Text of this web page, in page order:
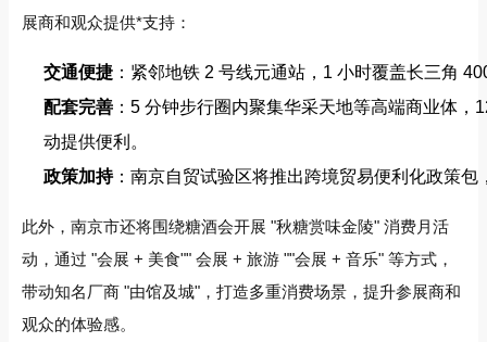
展商和观众提供*支持：
交通便捷 ：紧邻地铁 2 号线元通站，1 小时覆盖长三角
配套完善 ：5 分钟步行圈内聚集华采天地等高端商业体
动提供便利。
政策加持：南京自贸试验区将推出跨境贸易便利化政策
此外，南京市还将围绕糖酒会开展 "秋糖赏味金陵" 消费月活
动，通过 "会展 + 美食"" 会展 + 旅游 ""会展 + 音乐" 等方式，
带动知名厂商 "由馆及城"，打造多重消费场景，提升参展商和
观众的体验感。